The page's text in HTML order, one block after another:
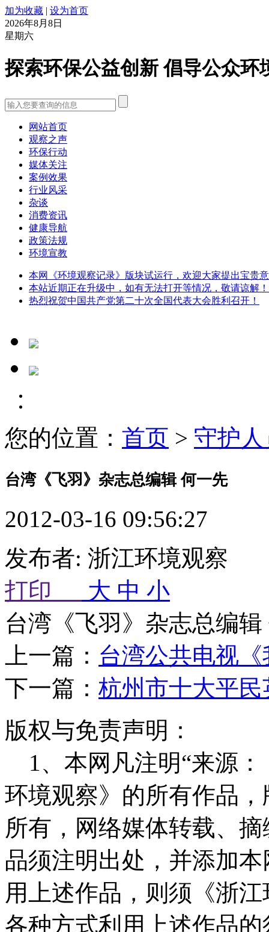
加为收藏 | 设为首页
2026年8月8日
星期六
探索环保公益创新 倡导公众环
网站首页
观察之声
环保行动
媒体关注
案例效果
行业风采
杂谈
消费资讯
健康导航
政策法规
环境宣教
本网《环境观察记录》版块试运行，欢迎大家提出宝贵
本站近期正在升级中，如有无法打开等情况，敬请谅解！
热烈祝贺中国共产党第二十次全国代表大会胜利召开！
您的位置： 首页 > 守护
台湾《飞羽》杂志总编辑 何一先
2012-03-16 09:56:27
发布者: 浙江环境观察
打印
大 中 小
台湾《飞羽》杂志总编辑
上一篇： 台湾公共电视
下一篇： 杭州市十大平
版权与免责声明：
1、本网凡注明“来源：
环境观察》的所有作品
所有，网络媒体转载、
品须注明出处，并添加
用上述作品，则须《浙
各种方式利用上述作品